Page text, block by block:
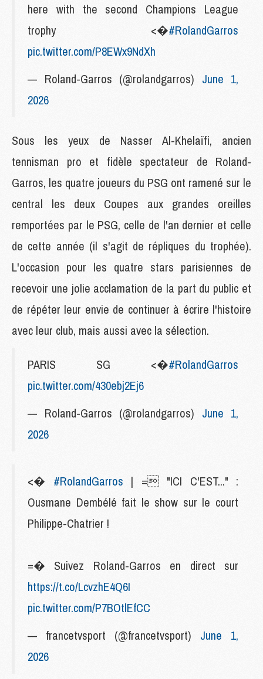
here with the second Champions League
trophy <�#RolandGarros
pic.twitter.com/P8EWx9NdXh
— Roland-Garros (@rolandgarros) June 1,
2026
Sous les yeux de Nasser Al-Khelaïfi, ancien
tennisman pro et fidèle spectateur de Roland-
Garros, les quatre joueurs du PSG ont ramené sur le
central les deux Coupes aux grandes oreilles
remportées par le PSG, celle de l'an dernier et celle
de cette année (il s'agit de répliques du trophée).
L'occasion pour les quatre stars parisiennes de
recevoir une jolie acclamation de la part du public et
de répéter leur envie de continuer à écrire l'histoire
avec leur club, mais aussi avec la sélection.
PARIS SG <�#RolandGarros
pic.twitter.com/430ebj2Ej6
— Roland-Garros (@rolandgarros) June 1,
2026
<� #RolandGarros | = "ICI C'EST..." :
Ousmane Dembélé fait le show sur le court
Philippe-Chatrier !
=� Suivez Roland-Garros en direct sur
https://t.co/LcvzhE4Q6I
pic.twitter.com/P7BOtlEfCC
— francetvsport (@francetvsport) June 1,
2026